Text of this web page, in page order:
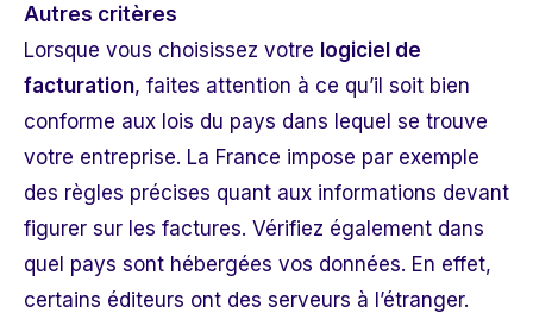
Autres critères
Lorsque vous choisissez votre logiciel de
facturation, faites attention à ce qu’il soit bien
conforme aux lois du pays dans lequel se trouve
votre entreprise. La France impose par exemple
des règles précises quant aux informations devant
figurer sur les factures. Vérifiez également dans
quel pays sont hébergées vos données. En effet,
certains éditeurs ont des serveurs à l’étranger.